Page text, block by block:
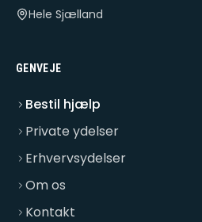
Hele Sjælland
GENVEJE
Bestil hjælp
Private ydelser
Erhvervsydelser
Om os
Kontakt